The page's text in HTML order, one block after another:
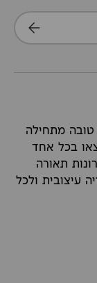
הרשמה
מתחילה
בכל אחד
תאורה
עיצובית ולכל